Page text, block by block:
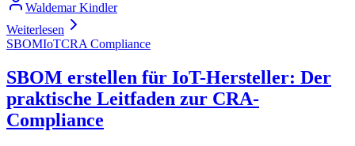
Waldemar Kindler
Weiterlesen
SBOMIoTCRA Compliance
SBOM erstellen für IoT-Hersteller: Der
praktische Leitfaden zur CRA-
Compliance